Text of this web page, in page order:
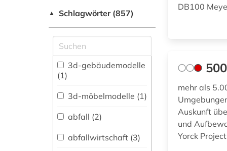
fachübergreifende
Allgemeine und
vergleichende Sprach-
und
Literaturwissenschaft.
Außereuropäische
Literaturen (38)
Anglistik.
▲ Schlagwörter (857)
3d-gebäudemodelle
(1)
3d-möbelmodelle (1)
abfall (2)
abfallwirtschaft (3)
DB100
mehr als
Auskunft
und
Yorck